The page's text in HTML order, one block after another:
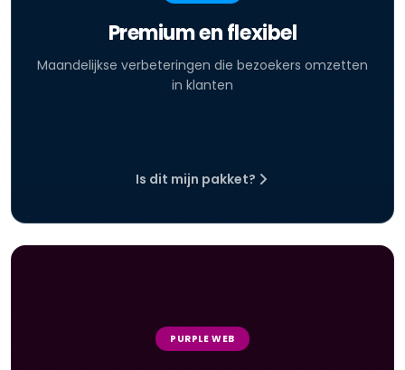
Premium en flexibel
Maandelijkse verbeteringen die bezoekers omzetten
in klanten
Is dit mijn pakket?
PURPLE WEB